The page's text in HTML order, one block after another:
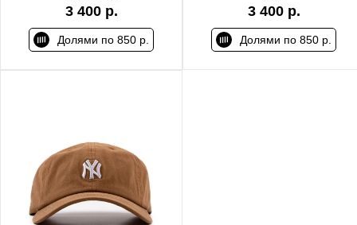
3 400 р.
Долями по 850 р.
3 400 р.
Долями по 850 р.